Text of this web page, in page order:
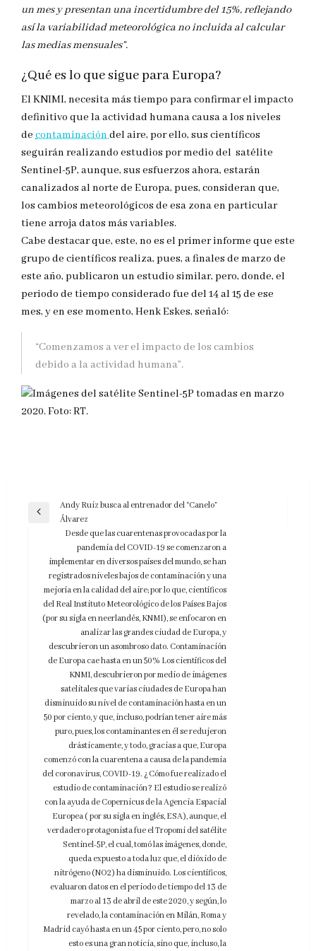
un mes y presentan una incertidumbre del 15%, reflejando
así la variabilidad meteorológica no incluida al calcular
las medias mensuales”.
¿Qué es lo que sigue para Europa?
El KNIMI, necesita más tiempo para confirmar el impacto
definitivo que la actividad humana causa a los niveles
de contaminacióndel aire, por ello, sus científicos
seguirán realizando estudios por medio del satélite
Sentinel-5P, aunque, sus esfuerzos ahora, estarán
canalizados al norte de Europa, pues, consideran que,
los cambios meteorológicos de esa zona en particular
tiene arroja datos más variables.
Cabe destacar que, este, no es el primer informe que este
grupo de científicos realiza, pues, a finales de marzo de
este año, publicaron un estudio similar, pero, donde, el
periodo de tiempo considerado fue del 14 al 15 de ese
mes, y en ese momento, Henk Eskes, señaló:
“Comenzamos a ver el impacto de los cambios
debido a la actividad humana”.
Navegación
entradas
Andy Ruiz busca al entrenador del “Canelo”
Álvarez
Desde que las cuarentenas provocadas por la
pandemia del COVID-19 se comenzaron a
implementar en diversos países del mundo, se han
registrados niveles bajos de contaminación y una
mejoría en la calidad del aire; por lo que, científicos
del Real Instituto Meteorológico de los Países Bajos
(por su sigla en neerlandés, KNMI), se enfocaron en
analizar las grandes ciudad de Europa, y
descubrieron un asombroso dato. Contaminación
de Europa cae hasta en un 50% Los científicos del
KNMI, descubrieron por medio de imágenes
satelitales que varias ciudades de Europa han
disminuido su nivel de contaminación hasta en un
50 por ciento, y que, incluso, podrían tener aire más
puro, pues, los contaminantes en él se redujeron
drásticamente, y todo, gracias a que, Europa
comenzó con la cuarentena a causa de la pandemia
del coronavirus, COVID-19. ¿Cómo fue realizado el
estudio de contaminación? El estudio se realizó
con la ayuda de Copernicus de la Agencia Espacial
Europea ( por su sigla en inglés, ESA), aunque, el
verdadero protagonista fue el Tropomi del satélite
Sentinel-5P, el cual, tomó las imágenes, donde,
queda expuesto a toda luz que, el dióxido de
nitrógeno (NO2) ha disminuido. Los científicos,
evaluaron datos en el periodo de tiempo del 13 de
marzo al 13 de abril de este 2020, y según, lo
revelado, la contaminación en Milán, Roma y
Madrid cayó hasta en un 45 por ciento, pero, no solo
esto es una gran noticia, sino que, incluso, la